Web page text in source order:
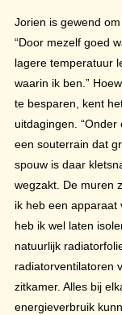
Jorien is gewend
“Door mezelf goed
lagere temperatuur
waarin ik ben.”
te besparen, kent
uitdagingen.
een souterrain dat
spouw is daar
wegzakt. De muren
ik heb een apparaat
heb ik wel laten
natuurlijk
radiatorventilatoren
zitkamer. Alles bij
energieverbruik